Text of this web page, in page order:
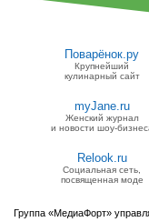
Поварёнок.ру
Крупнейший
кулинарный сайт
myJane.ru
Женский журнал
и новости шоу-
Relook.ru
Социальная сеть,
посвященная моде
Группа «МедиаФорт»